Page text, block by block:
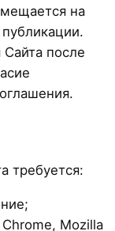
на
после
требуется:
Mozilla